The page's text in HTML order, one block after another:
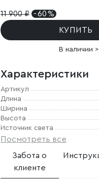
11 900₽ - 60 %
КУПИТЬ
В наличии
Характеристики
Артикул
Длина
Ширина
Высота
Источник света
Посмотреть все
Забота о
клиенте